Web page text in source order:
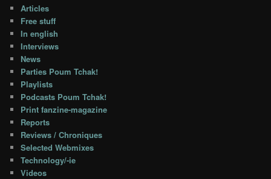
Articles
Free stuff
In english
Interviews
News
Parties Poum Tchak!
Playlists
Podcasts Poum Tchak!
Print fanzine-magazine
Reports
Reviews / Chroniques
Selected Webmixes
Technology/-ie
Videos